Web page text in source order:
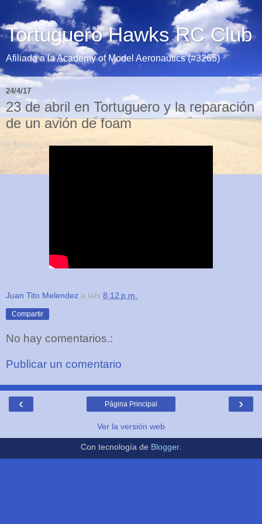
Tortuguero Hawks RC Club
Afiliada a la Academy of Model Aeronautics (#3265)
24/4/17
23 de abril en Tortuguero y la reparación
de un avión de foam
Juan Tito Melendez a la/s 8:12 p.m.
Compartir
No hay comentarios.:
Publicar un comentario
‹ ›
Página Principal
Ver la versión web
Con tecnología de Blogger.